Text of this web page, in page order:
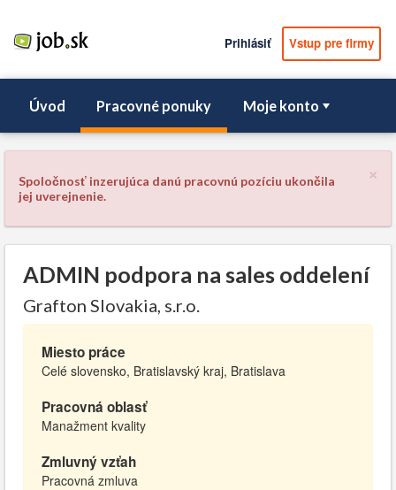
Prihlásiť Vstup pre firmy
Úvod Pracovné ponuky Moje konto
×
Spoločnosť inzerujúca danú pracovnú pozíciu ukončila
jej uverejnenie.
ADMIN podpora na sales oddelení
Grafton Slovakia, s.r.o.
Miesto práce
Celé slovensko, Bratislavský kraj, Bratislava
Pracovná oblasť
Manažment kvality
Zmluvný vzťah
Pracovná zmluva